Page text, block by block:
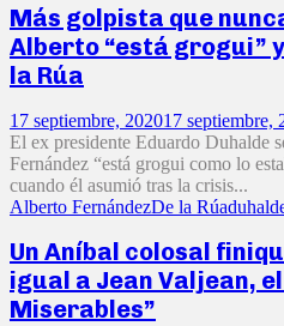
Más golpista que
Alberto “está grogui”
la Rúa
17 septiembre, 202017 septiembre,
El ex presidente Eduardo Duhalde
Fernández “está grogui como lo
cuando él asumió tras la crisis...
Alberto FernándezDe la Rúa
Un Aníbal colosal
igual a Jean Valjean,
Miserables”